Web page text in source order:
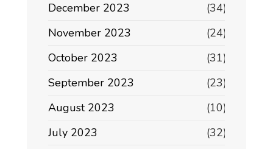
December 2023
(34)
November 2023
(24)
October 2023
(31)
September 2023
(23)
August 2023
(10)
July 2023
(32)